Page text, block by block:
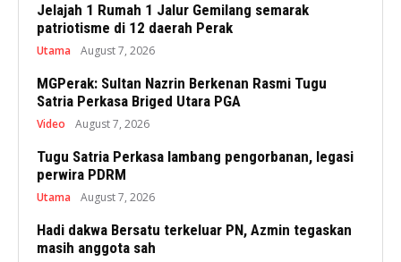
Jelajah 1 Rumah 1 Jalur Gemilang semarak
patriotisme di 12 daerah Perak
Utama August 7, 2026
MGPerak: Sultan Nazrin Berkenan Rasmi Tugu
Satria Perkasa Briged Utara PGA
Video August 7, 2026
Tugu Satria Perkasa lambang pengorbanan, legasi
perwira PDRM
Utama August 7, 2026
Hadi dakwa Bersatu terkeluar PN, Azmin tegaskan
masih anggota sah